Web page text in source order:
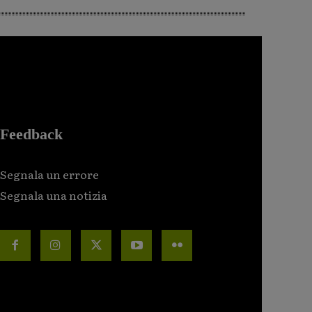
Feedback
Segnala un errore
Segnala una notizia